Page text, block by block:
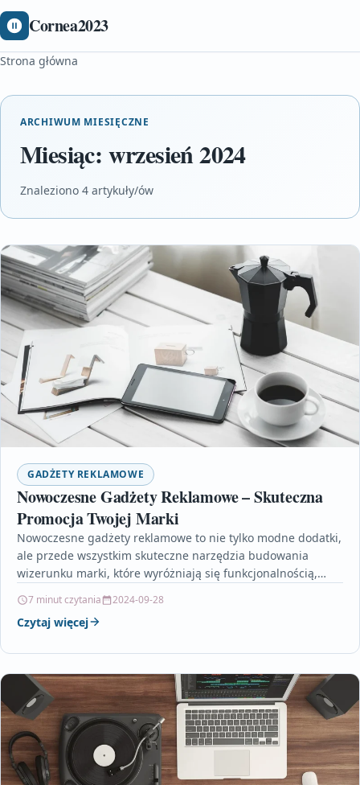
Cornea2023
Strona główna
ARCHIWUM MIESIĘCZNE
Miesiąc: wrzesień 2024
Znaleziono 4 artykuły/ów
GADŻETY REKLAMOWE
Nowoczesne Gadżety Reklamowe – Skuteczna
Promocja Twojej Marki
Nowoczesne gadżety reklamowe to nie tylko modne dodatki,
ale przede wszystkim skuteczne narzędzia budowania
wizerunku marki, które wyróżniają się funkcjonalnością,
7 minut czytania 2024-09-28
Czytaj więcej